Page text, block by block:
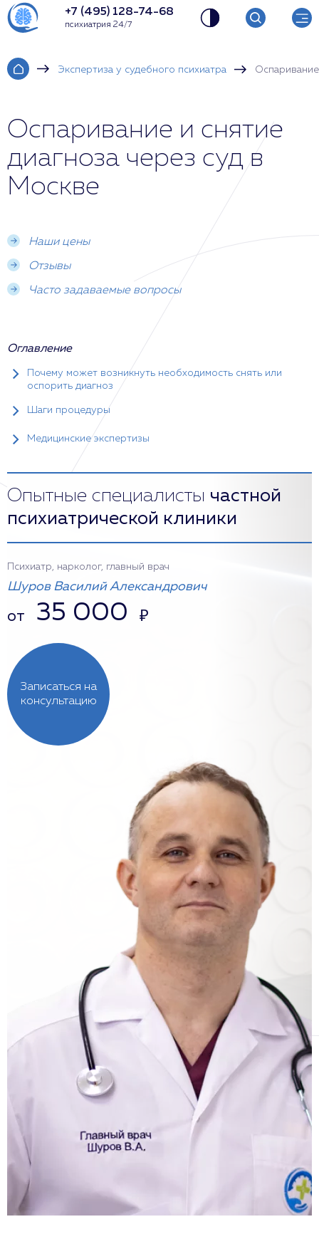
+7 (495) 128-74-68
психиатрия 24/7
Экспертиза у судебного психиатра
Оспаривание и снятие
диагноза через суд в
Москве
Наши цены
Отзывы
Часто задаваемые вопросы
Оглавление
Почему может возникнуть необходимость снять или
оспорить диагноз
Шаги процедуры
Медицинские экспертизы
Опытные специалисты частной
психиатрической клиники
Записаться на
консультацию
Психиатр, нарколог, главный врач
Шуров Василий Александрович
от 35 000 ₽